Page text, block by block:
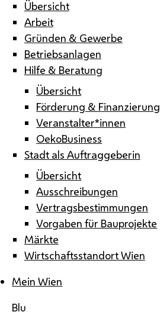
Übersicht
Arbeit
Gründen & Gewerbe
Betriebsanlagen
Hilfe & Beratung
Übersicht
Förderung & Finanzierung
Veranstalter*innen
OekoBusiness
Stadt als Auftraggeberin
Übersicht
Ausschreibungen
Vertragsbestimmungen
Vorgaben für Bauprojekte
Märkte
Wirtschaftsstandort Wien
Mein Wien
Blu